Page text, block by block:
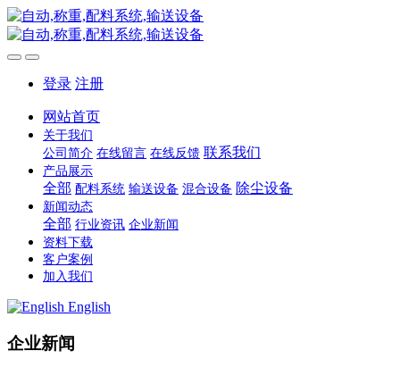
登录 注册
网站首页
关于我们
公司简介 在线留言 在线反馈 联系我们
产品展示
全部 配料系统 输送设备 混合设备 除尘设备
新闻动态
全部 行业资讯 企业新闻
资料下载
客户案例
加入我们
English
企业新闻